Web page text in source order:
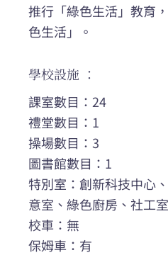
推行「綠色生活」教育
色生活」。
學校設施 ：
課室數目：24
禮堂數目：1
操場數目：3
圖書館數目：1
特別室：創新科技中心
意室、綠色廚房、社工
校車：無
保姆車：有